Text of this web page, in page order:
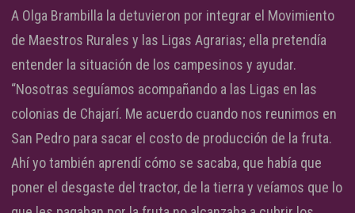
A Olga Brambilla la detuvieron por integrar el Movimiento
de Maestros Rurales y las Ligas Agrarias; ella pretendía
entender la situación de los campesinos y ayudar.
“Nosotras seguíamos acompañando a las Ligas en las
colonias de Chajarí. Me acuerdo cuando nos reunimos en
San Pedro para sacar el costo de producción de la fruta.
Ahí yo también aprendí cómo se sacaba, que había que
poner el desgaste del tractor, de la tierra y veíamos que lo